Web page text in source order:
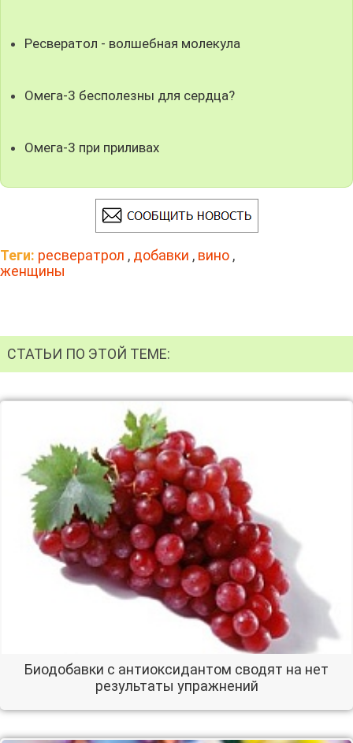
Ресвератол - волшебная молекула
Омега-3 бесполезны для сердца?
Омега-3 при приливах
Теги: ресвератрол , добавки , вино ,
женщины
СТАТЬИ ПО ЭТОЙ ТЕМЕ:
Биодобавки с антиоксидантом сводят на нет
результаты упражнений